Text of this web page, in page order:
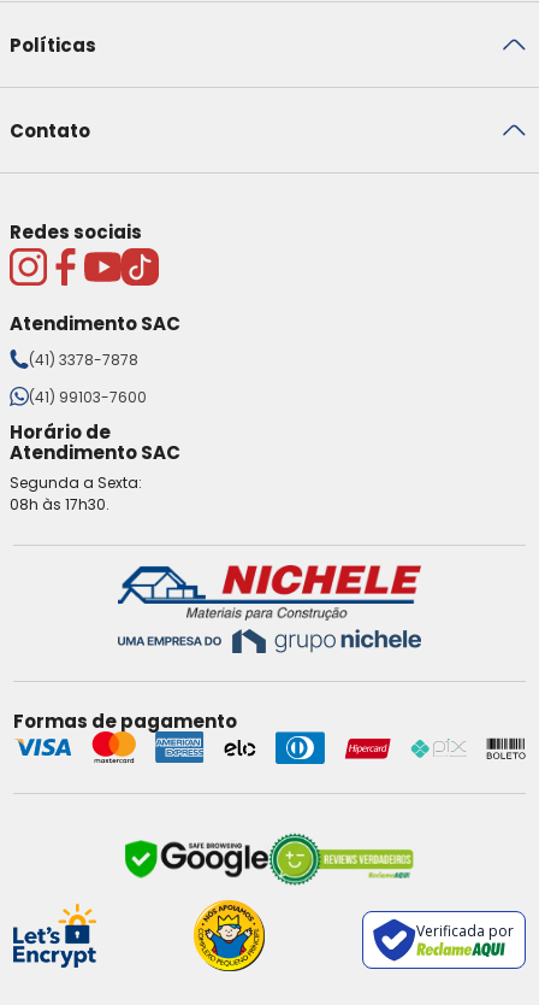
Políticas
Contato
Redes sociais
Atendimento SAC
(41) 3378-7878
(41) 99103-7600
Horário de
Atendimento SAC
Segunda a Sexta:
08h às 17h30.
Formas de pagamento
Verificada por